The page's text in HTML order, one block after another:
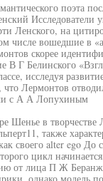
поэта
Исследователи
Ленского, на
числе вошедшие в
скорее
В Г Белинского
исследуя
Лермонтов
с А А Лопухиным
Шенье в творчестве
также
своего alter ego До
цикл
от лица П Ж